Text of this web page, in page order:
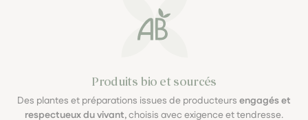
Produits bio et sourcés
Des plantes et préparations issues de producteurs engagés et
respectueux du vivant, choisis avec exigence et tendresse.